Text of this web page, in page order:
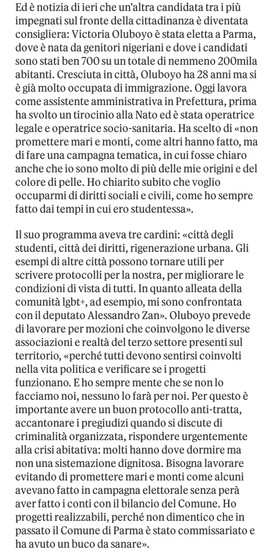
Ed è notizia di ieri che un’altra candidata tra i più
impegnati sul fronte della cittadinanza è diventata
consigliera: Victoria Oluboyo è stata eletta a Parma,
dove è nata da genitori nigeriani e dove i candidati
sono stati ben 700 su un totale di nemmeno 200mila
abitanti. Cresciuta in città, Oluboyo ha 28 anni ma si
è già molto occupata di immigrazione. Oggi lavora
come assistente amministrativa in Prefettura, prima
ha svolto un tirocinio alla Nato ed è stata operatrice
legale e operatrice socio-sanitaria. Ha scelto di «non
promettere mari e monti, come altri hanno fatto, ma
di fare una campagna tematica, in cui fosse chiaro
anche che io sono molto di più delle mie origini e del
colore di pelle. Ho chiarito subito che voglio
occuparmi di diritti sociali e civili, come ho sempre
fatto dai tempi in cui ero studentessa».
Il suo programma aveva tre cardini: «città degli
studenti, città dei diritti, rigenerazione urbana. Gli
esempi di altre città possono tornare utili per
scrivere protocolli per la nostra, per migliorare le
condizioni di vista di tutti. In quanto alleata della
comunità lgbt+, ad esempio, mi sono confrontata
con il deputato Alessandro Zan». Oluboyo prevede
di lavorare per mozioni che coinvolgono le diverse
associazioni e realtà del terzo settore presenti sul
territorio, «perché tutti devono sentirsi coinvolti
nella vita politica e verificare se i progetti
funzionano. E ho sempre mente che se non lo
facciamo noi, nessuno lo farà per noi. Per questo è
importante avere un buon protocollo anti-tratta,
accantonare i pregiudizi quando si discute di
criminalità organizzata, rispondere urgentemente
alla crisi abitativa: molti hanno dove dormire ma
non una sistemazione dignitosa. Bisogna lavorare
evitando di promettere mari e monti come alcuni
avevano fatto in campagna elettorale senza perà
aver fatto i conti con il bilancio del Comune. Ho
progetti realizzabili, perché non dimentico che in
passato il Comune di Parma è stato commissariato e
ha avuto un buco da sanare».